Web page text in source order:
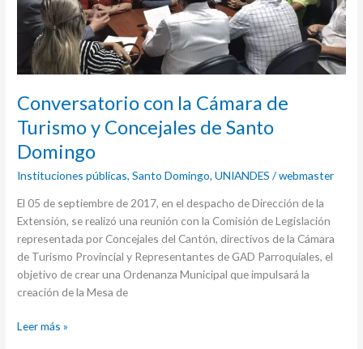
Conversatorio con la Cámara de
Turismo y Concejales de Santo
Domingo
Instituciones públicas,Santo Domingo,UNIANDES /webmaster
El 05 de septiembre de 2017, en el despacho de Dirección de la
Extensión, se realizó una reunión con la Comisión de Legislación
representada por Concejales del Cantón, directivos de la Cámara
de Turismo Provincial y Representantes de GAD Parroquiales, el
objetivo de crear una Ordenanza Municipal que impulsará la
creación de la Mesa de
Turismo
Concejales
Domingo
Leer más »